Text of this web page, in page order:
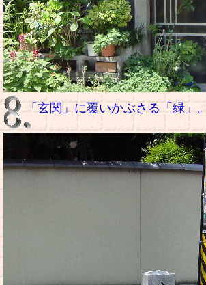
「玄関」に覆いかぶさる「緑」。